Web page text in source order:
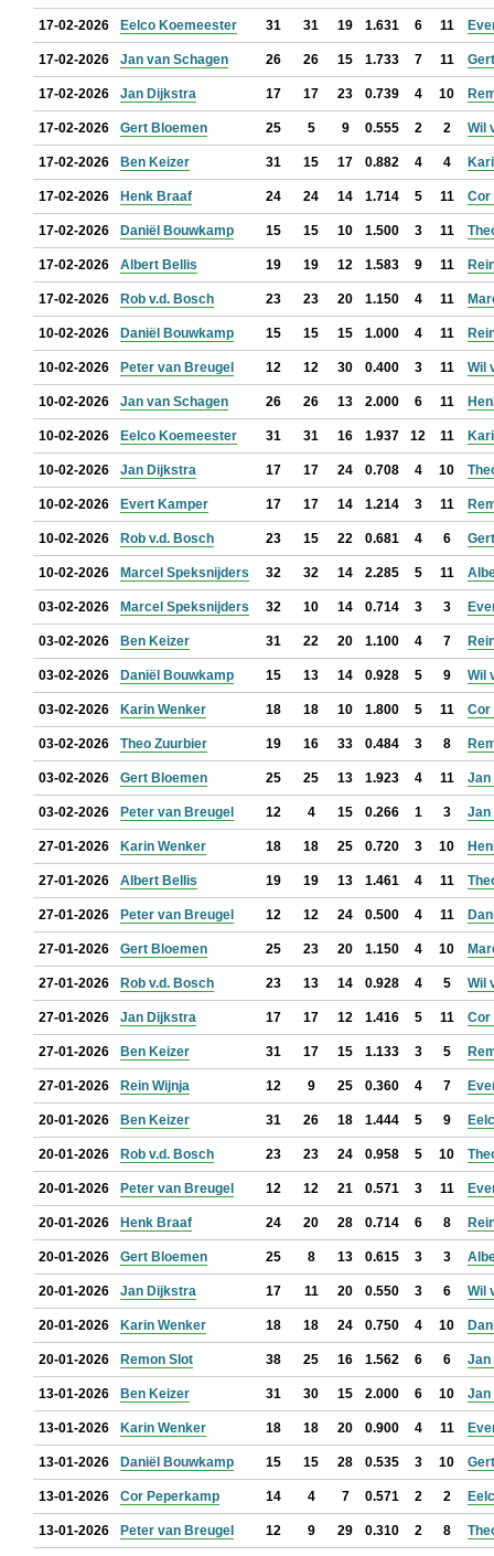
17-02-2026 Eelco Koemeester 31 31 19 1.631 6 11
17-02-2026 Jan van Schagen 26 26 15 1.733 7 11
17-02-2026 Jan Dijkstra 17 17 23 0.739 4 10
17-02-2026 Gert Bloemen 25 5 9 0.555 2 2 Wil
17-02-2026 Ben Keizer 31 15 17 0.882 4 4
17-02-2026 Henk Braaf 24 24 14 1.714 5 11 Cor
17-02-2026 Daniël Bouwkamp 15 15 10 1.500 3 11
17-02-2026 Albert Bellis 19 19 12 1.583 9 11
17-02-2026 Rob v.d. Bosch 23 23 20 1.150 4 11
10-02-2026 Daniël Bouwkamp 15 15 15 1.000 4 11
10-02-2026 Peter van Breugel 12 12 30 0.400 3 11 Wil
10-02-2026 Jan van Schagen 26 26 13 2.000 6 11
10-02-2026 Eelco Koemeester 31 31 16 1.937 12 11
10-02-2026 Jan Dijkstra 17 17 24 0.708 4 10
10-02-2026 Evert Kamper 17 17 14 1.214 3 11
10-02-2026 Rob v.d. Bosch 23 15 22 0.681 4 6
10-02-2026 Marcel Speksnijders 32 32 14 2.285 5 11
03-02-2026 Marcel Speksnijders 32 10 14 0.714 3 3
03-02-2026 Ben Keizer 31 22 20 1.100 4 7
03-02-2026 Daniël Bouwkamp 15 13 14 0.928 5 9 Wil
03-02-2026 Karin Wenker 18 18 10 1.800 5 11 Cor
03-02-2026 Theo Zuurbier 19 16 33 0.484 3 8
03-02-2026 Gert Bloemen 25 25 13 1.923 4 11 Jan
03-02-2026 Peter van Breugel 12 4 15 0.266 1 3 Jan
27-01-2026 Karin Wenker 18 18 25 0.720 3 10
27-01-2026 Albert Bellis 19 19 13 1.461 4 11
27-01-2026 Peter van Breugel 12 12 24 0.500 4 11
27-01-2026 Gert Bloemen 25 23 20 1.150 4 10
27-01-2026 Rob v.d. Bosch 23 13 14 0.928 4 5 Wil
27-01-2026 Jan Dijkstra 17 17 12 1.416 5 11 Cor
27-01-2026 Ben Keizer 31 17 15 1.133 3 5
27-01-2026 Rein Wijnja 12 9 25 0.360 4 7
20-01-2026 Ben Keizer 31 26 18 1.444 5 9
20-01-2026 Rob v.d. Bosch 23 23 24 0.958 5 10
20-01-2026 Peter van Breugel 12 12 21 0.571 3 11
20-01-2026 Henk Braaf 24 20 28 0.714 6 8
20-01-2026 Gert Bloemen 25 8 13 0.615 3 3
20-01-2026 Jan Dijkstra 17 11 20 0.550 3 6 Wil
20-01-2026 Karin Wenker 18 18 24 0.750 4 10
20-01-2026 Remon Slot 38 25 16 1.562 6 6 Jan
13-01-2026 Ben Keizer 31 30 15 2.000 6 10 Jan
13-01-2026 Karin Wenker 18 18 20 0.900 4 11
13-01-2026 Daniël Bouwkamp 15 15 28 0.535 3 10
13-01-2026 Cor Peperkamp 14 4 7 0.571 2 2
13-01-2026 Peter van Breugel 12 9 29 0.310 2 8